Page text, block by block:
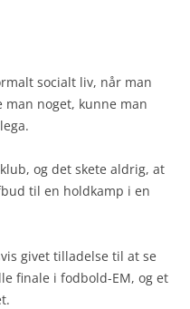
socialt liv, når man
noget, kunne man
og det skete aldrig, at
til en holdkamp i en
givet tilladelse til at se
finale i fodbold-EM, og et